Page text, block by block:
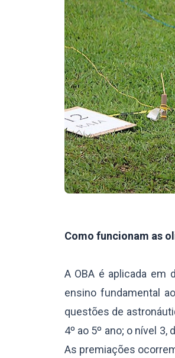
Como funcionam as
A OBA é aplicada em
ensino fundamental
questões de
4º ao 5º ano; o nível
As premiações